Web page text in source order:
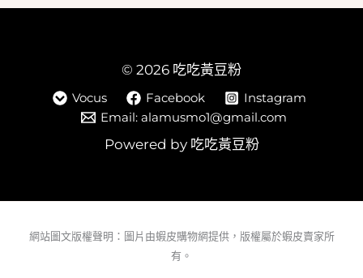
© 2026 吃吃黃豆粉
Vocus Facebook
Instagram
Email: alamusmo1@gmail.com
Powered by 吃吃黃豆粉
網站圖文版權聲明：圖片由蝦皮購物網提供，版權屬於蝦皮賣家所
有。